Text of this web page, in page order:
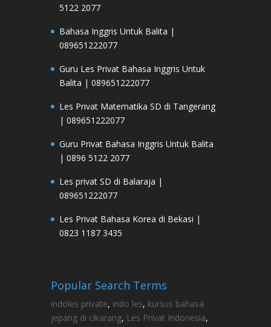
5122 2077
Bahasa Inggris Untuk Balita |
089651222077
Guru Les Privat Bahasa Inggris Untuk
Balita | 089651222077
Les Privat Matematika SD di Tangerang
| 089651222077
Guru Privat Bahasa Inggris Untuk Balita
| 0896 5122 2077
Les privat SD di Balaraja |
089651222077
Les Privat Bahasa Korea di Bekasi |
0823 1187 3435
Popular Search Terms
indoles private, indo les, kursus bahasa
jepang di cikarang, Les Privat Indonesia,